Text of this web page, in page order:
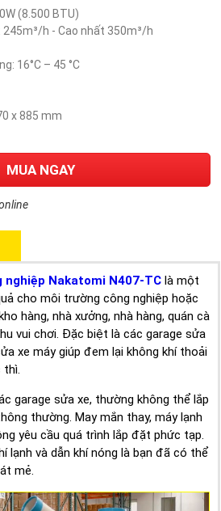
(8.500 BTU)
h - Cao nhất 350m³/h
16°C – 45 °C
x 885 mm
MUA NGAY
nghiệp Nakatomi N407-TC là một
cho môi trường công nghiệp hoặc
hàng, nhà xưởng, nhà hàng, quán cà
vui chơi. Đặc biệt là các garage sửa
xe máy giúp đem lại không khí thoải
garage sửa xe, thường không thể lắp
thường. May mắn thay, máy lạnh
yêu cầu quá trình lắp đặt phức tạp.
lạnh và dẫn khí nóng là bạn đã có thể
mẻ.